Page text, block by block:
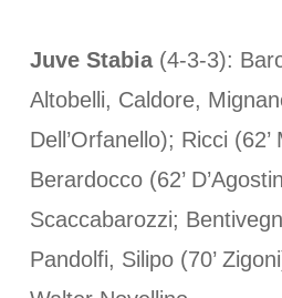
Juve Stabia(4-3-3):
Altobelli, Caldore,
Dell’Orfanello); Ricci (62’
Berardocco (62’
Scaccabarozzi;
Pandolfi, Silipo (70’